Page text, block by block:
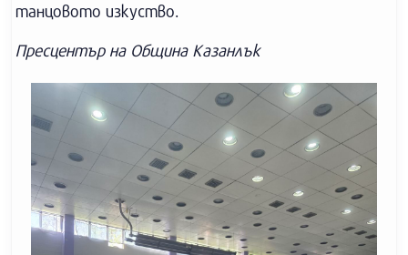
танцовото изкуство.
Пресцентър на Община Казанлък